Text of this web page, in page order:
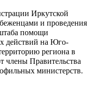
Иркутской
беженцами и проведения
помощи
действий на Юго-
региона в
члены Правительства
министерств.